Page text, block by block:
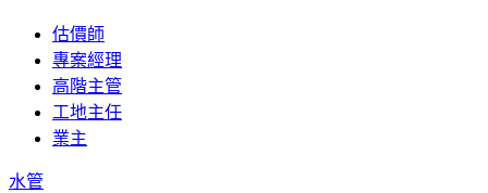
估價師
專案經理
高階主管
工地主任
業主
水管